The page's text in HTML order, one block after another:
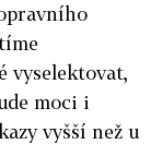
vyselektovat,
moci i
vyšší než u